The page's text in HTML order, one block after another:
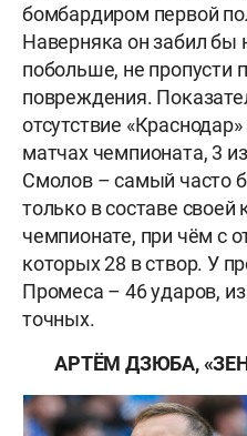
бомбардиром первой
Наверняка он забил бы
побольше, не пропусти
повреждения.
отсутствие
матчах чемпионата, 3
Смолов – самый часто
только в составе
чемпионате, при чём с
которых 28 в створ. У
Промеса – 46 ударов,
точных.
АРТЁМ ДЗЮБА,